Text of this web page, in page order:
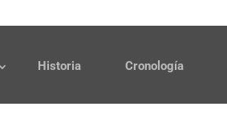
Historia Cronología